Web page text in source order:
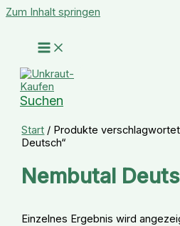
Zum Inhalt springen
Suchen
Start / Produkte
Deutsch“
Nembutal
Einzelnes Ergebnis wird